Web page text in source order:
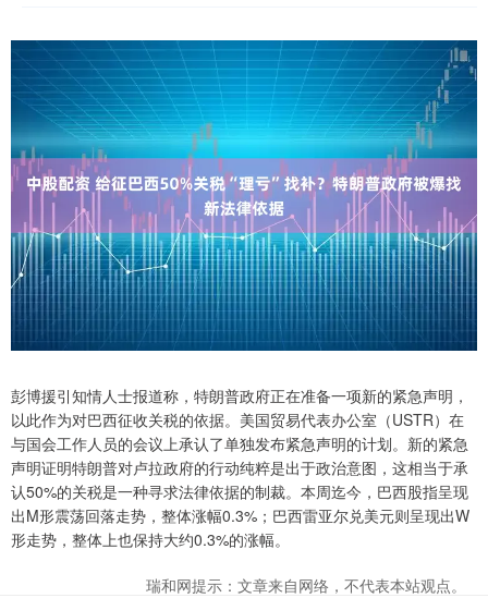
彭博援引知情人士报道称，特朗普政府正在准备一项新的紧急声明，
以此作为对巴西征收关税的依据。美国贸易代表办公室（USTR）在
与国会工作人员的会议上承认了单独发布紧急声明的计划。新的紧急
声明证明特朗普对卢拉政府的行动纯粹是出于政治意图，这相当于承
认50%的关税是一种寻求法律依据的制裁。本周迄今，巴西股指呈现
出M形震荡回落走势，整体涨幅0.3%；巴西雷亚尔兑美元则呈现出W
形走势，整体上也保持大约0.3%的涨幅。
瑞和网提示：文章来自网络，不代表本站观点。